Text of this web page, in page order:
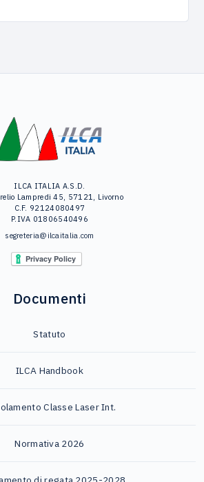
ILCA ITALIA A.S.D.
Lampredi 45, 57121, Livorno
C.F. 92124080497
P.IVA 01806540496
segreteria@ilcaitalia.com
Documenti
Statuto
ILCA Handbook
Classe Laser Int.
Normativa 2026